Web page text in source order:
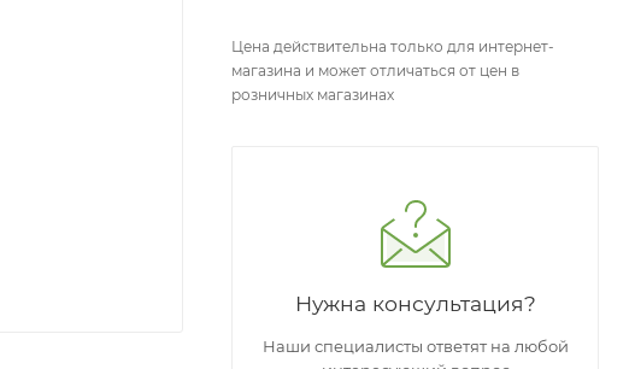
Цена действительна только для интернет-
магазина и может отличаться от цен в
розничных магазинах
Нужна консультация?
Наши специалисты ответят на любой